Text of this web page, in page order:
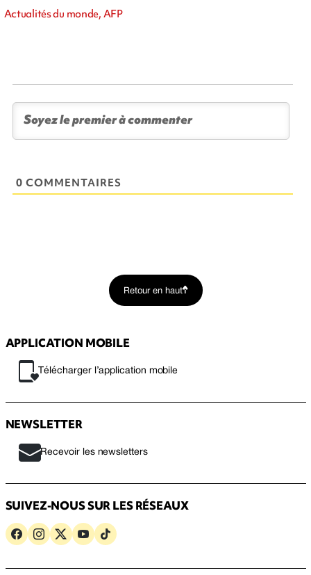
Actualités du monde, AFP
0 COMMENTAIRES
Retour en haut
APPLICATION MOBILE
Télécharger l’application mobile
NEWSLETTER
Recevoir les newsletters
SUIVEZ-NOUS SUR LES RÉSEAUX